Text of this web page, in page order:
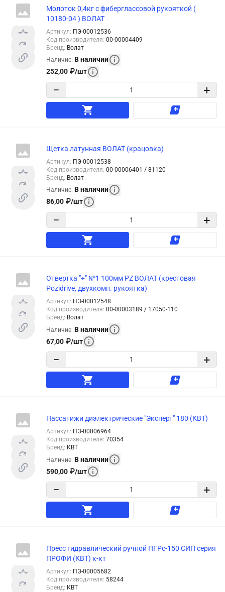
Молоток 0,4кг с фиберглассовой рукояткой (
10180-04 ) ВОЛАТ
Артикул: ПЭ-00012536
Код производителя: 00-00004409
Бренд: Волат
Наличие: В наличии
252,00 ₽/шт
− +
Щетка латунная ВОЛАТ (крацовка)
Артикул: ПЭ-00012538
Код производителя: 00-00006401 / 81120
Бренд: Волат
Наличие: В наличии
86,00 ₽/шт
− +
Отвертка "+" №1 100мм PZ ВОЛАТ (крестовая
Pozidrive, двухкомп. рукоятка)
Артикул: ПЭ-00012548
Код производителя: 00-00003189 / 17050-110
Бренд: Волат
Наличие: В наличии
67,00 ₽/шт
− +
Пассатижи диэлектрические "Эксперт" 180 (КВТ)
Артикул: ПЭ-00006964
Код производителя: 70354
Бренд: КВТ
Наличие: В наличии
590,00 ₽/шт
− +
Пресс гидравлический ручной ПГРс-150 СИП серия
ПРОФИ (КВТ) к-кт
Артикул: ПЭ-00005682
Код производителя: 58244
Бренд: КВТ